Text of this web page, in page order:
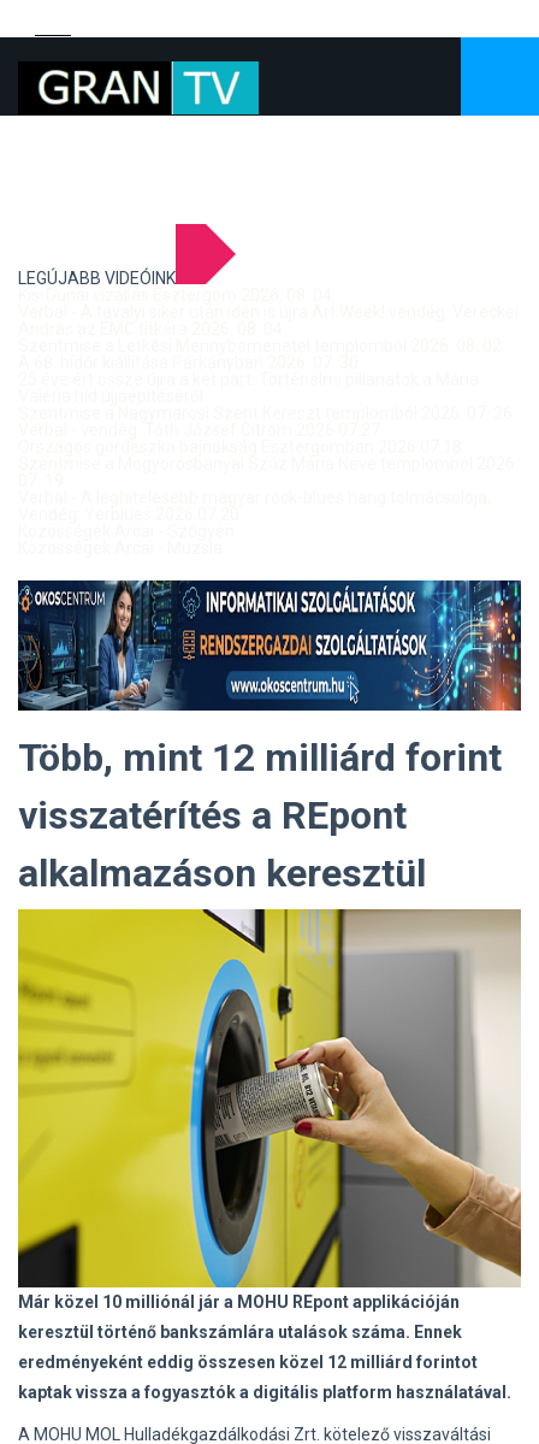
LEGÚJABB VIDEÓINK
Több, mint 12 milliárd forint
visszatérítés a REpont
alkalmazáson keresztül
Már közel 10 milliónál jár a MOHU REpont applikációján
keresztül történő bankszámlára utalások száma. Ennek
eredményeként eddig összesen közel 12 milliárd forintot
kaptak vissza a fogyasztók a digitális platform használatával.
A MOHU MOL Hulladékgazdálkodási Zrt. kötelező visszaváltási